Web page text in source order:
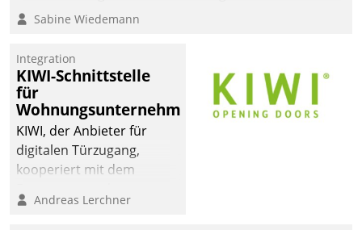
Sabine Wiedemann
Integration
KIWI-Schnittstelle
für
Wohnungsunternehmen
KIWI, der Anbieter für
digitalen Türzugang,
kooperiert mit dem
Softwareentwicklungshaus
Andreas Lerchner